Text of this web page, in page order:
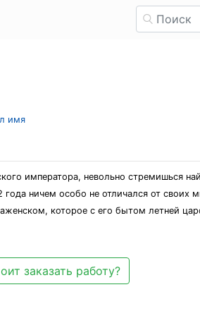
имя
императора, невольно стремишься
ничем особо не отличался от своих
которое с его бытом летней
заказать работу?